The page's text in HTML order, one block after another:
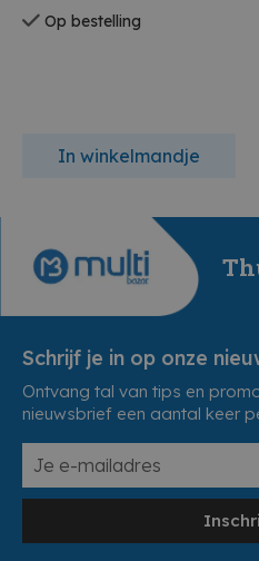
Op bestelling
In winkelmandje
Schrijf je in op onze
Ontvang tal van tips en
nieuwsbrief een aantal keer